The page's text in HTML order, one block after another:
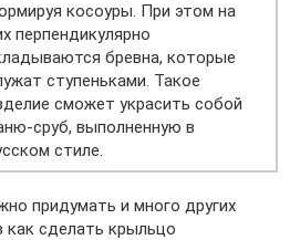
косоуры. При этом на
перпендикулярно
бревна, которые
ступеньками. Такое
сможет украсить собой
сруб, выполненную в
стиле.
придумать и много других
как сделать крыльцо